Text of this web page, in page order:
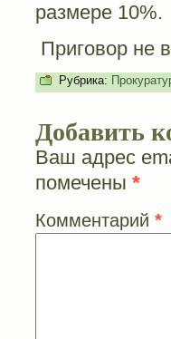
размере 10%.
Приговор не
Рубрика:
Добавить
Ваш адрес
помечены *
Комментарий *